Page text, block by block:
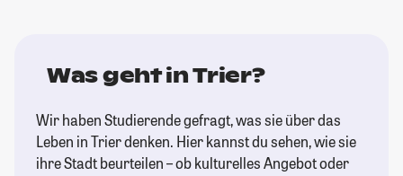
Was geht in Trier?
Wir haben Studierende gefragt, was sie über das
Leben in Trier denken. Hier kannst du sehen, wie sie
ihre Stadt beurteilen – ob kulturelles Angebot oder